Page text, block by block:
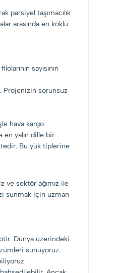
parsiyel taşımacılık
arasında en köklü
sayısının
Projenizin sorunsuz
hava kargo
en yalın dille bir
Bu yük tiplerine
sektör ağımız ile
sunmak için uzman
Dünya üzerindeki
sunuyoruz.